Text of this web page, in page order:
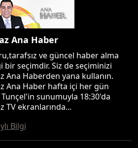
Ana Haber
ve güncel haber alma
bir seçimdir. Siz de seçiminizi
Ana Haberden yana kullanın.
Ana Haber hafta içi her gün
sunumuyla 18:30'da
TV ekranlarında...
Bilgi